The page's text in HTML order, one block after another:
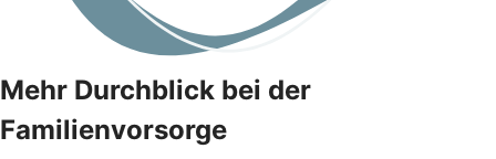
Mehr Durchblick bei der
Familienvorsorge